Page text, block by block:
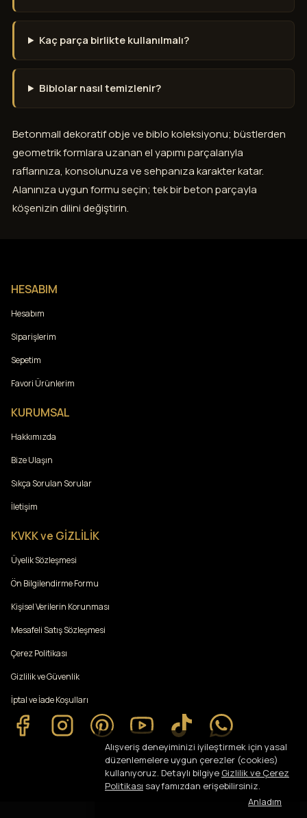
Alışveriş deneyiminizi iyileştirmek için yasal
düzenlemelere uygun çerezler (cookies)
kullanıyoruz. Detaylı bilgiye Gizlilik ve Çerez
Politikası sayfamızdan erişebilirsiniz.
Anladım
Kaç parça birlikte kullanılmalı?
Biblolar nasıl temizlenir?
Betonmall dekoratif obje ve biblo koleksiyonu; büstlerden
geometrik formlara uzanan el yapımı parçalarıyla
raflarınıza, konsolunuza ve sehpanıza karakter katar.
Alanınıza uygun formu seçin; tek bir beton parçayla
köşenizin dilini değiştirin.
HESABIM
Hesabım
Siparişlerim
Sepetim
Favori Ürünlerim
KURUMSAL
Hakkımızda
Bize Ulaşın
Sıkça Sorulan Sorular
İletişim
KVKK ve GİZLİLİK
Üyelik Sözleşmesi
Ön Bilgilendirme Formu
Kişisel Verilerin Korunması
Mesafeli Satış Sözleşmesi
Çerez Politikası
Gizlilik ve Güvenlik
İptal ve İade Koşulları